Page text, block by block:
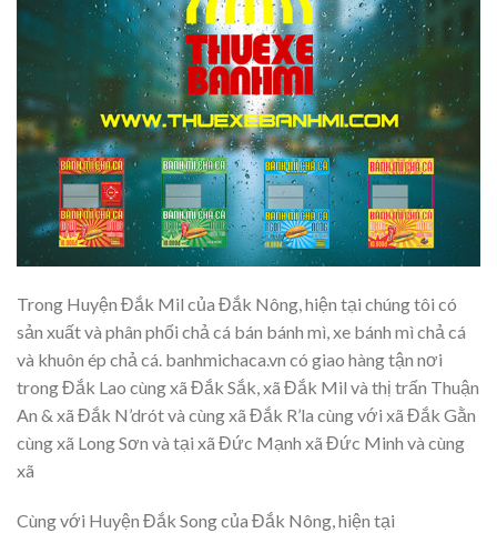
Trong Huyện Đắk Mil của Đắk Nông, hiện tại chúng tôi có
sản xuất và phân phối chả cá bán bánh mì, xe bánh mì chả cá
và khuôn ép chả cá. banhmichaca.vn có giao hàng tận nơi
trong Đắk Lao cùng xã Đắk Sắk, xã Đắk Mil và thị trấn Thuận
An & xã Đắk N’drót và cùng xã Đắk R’la cùng với xã Đắk Gằn
cùng xã Long Sơn và tại xã Đức Mạnh xã Đức Minh và cùng
xã
Cùng với Huyện Đắk Song của Đắk Nông, hiện tại